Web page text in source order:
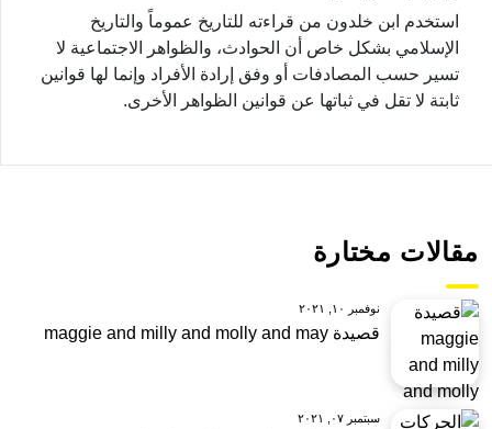
استخدم ابن خلدون من قراءته للتاريخ عموماً والتاريخ
الإسلامي بشكل خاص أن الحوادث، والظواهر الاجتماعية لا
تسير حسب المصادفات أو وفق إرادة الأفراد وإنما لها قوانين
ثابتة لا تقل في ثباتها عن قوانين الظواهر الأخرى.
مقالات مختارة
نوفمبر ١٠, ٢٠٢١
قصيدة maggie and milly and molly and may
سبتمبر ٠٧, ٢٠٢١